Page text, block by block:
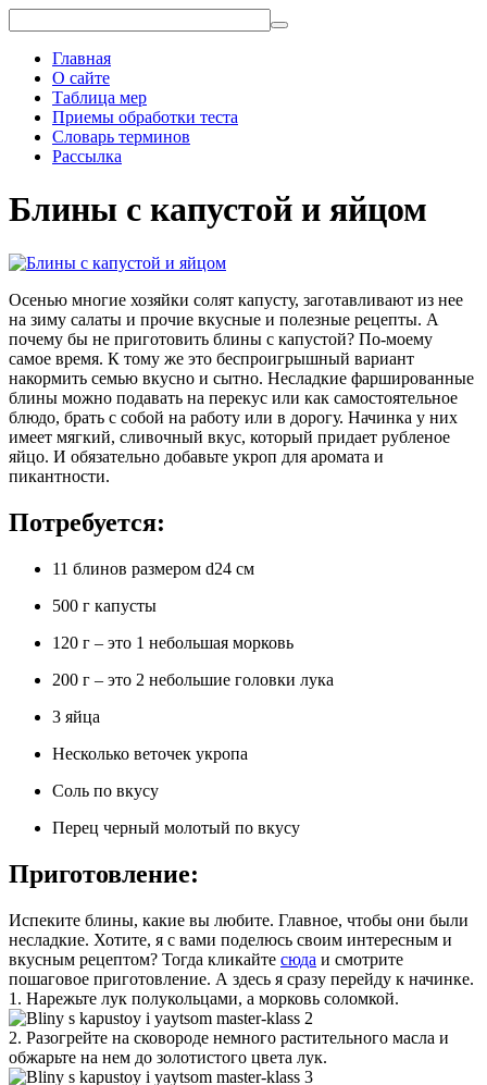
Главная
О сайте
Таблица мер
Приемы обработки теста
Словарь терминов
Рассылка
Блины с капустой и яйцом
Осенью многие хозяйки солят капусту, заготавливают из нее
на зиму салаты и прочие вкусные и полезные рецепты. А
почему бы не приготовить блины с капустой? По-моему
самое время. К тому же это беспроигрышный вариант
накормить семью вкусно и сытно. Несладкие фаршированные
блины можно подавать на перекус или как самостоятельное
блюдо, брать с собой на работу или в дорогу. Начинка у них
имеет мягкий, сливочный вкус, который придает рубленое
яйцо. И обязательно добавьте укроп для аромата и
пикантности.
Потребуется:
11 блинов размером d24 см
500 г капусты
120 г – это 1 небольшая морковь
200 г – это 2 небольшие головки лука
3 яйца
Несколько веточек укропа
Соль по вкусу
Перец черный молотый по вкусу
Приготовление:
Испеките блины, какие вы любите. Главное, чтобы они были
несладкие. Хотите, я с вами поделюсь своим интересным и
вкусным рецептом? Тогда кликайте сюда и смотрите
пошаговое приготовление. А здесь я сразу перейду к начинке.
1. Нарежьте лук полукольцами, а морковь соломкой.
2. Разогрейте на сковороде немного растительного масла и
обжарьте на нем до золотистого цвета лук.